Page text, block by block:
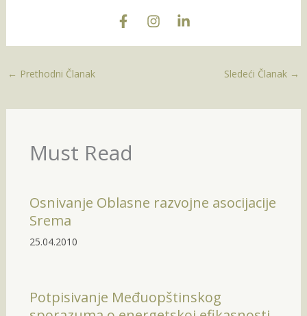
← Prethodni Članak Sledeći Članak →
Must Read
Osnivanje Oblasne razvojne asocijacije
Srema
25.04.2010
Potpisivanje Međuopštinskog